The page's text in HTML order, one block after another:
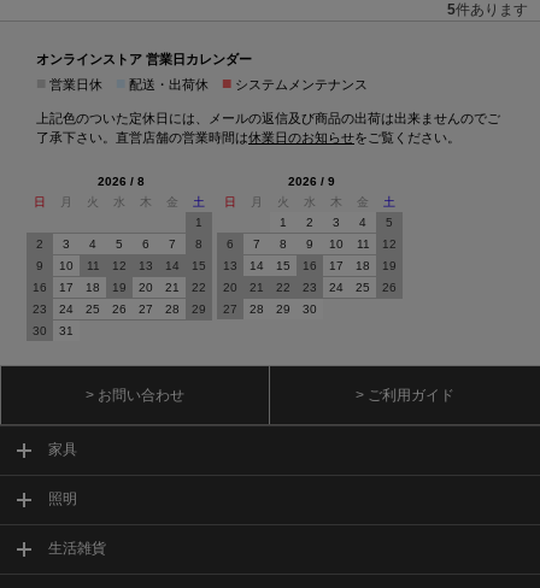
5件あります
オンラインストア 営業日カレンダー
営業日休 配送・出荷休 ■ システムメンテナンス
上記色のついた定休日には、メールの返信及び商品の出荷は出来ませんのでご
了承下さい。直営店舗の営業時間は休業日のお知らせをご覧ください。
2026 / 8
日
月 火 水 木 金
土
1
2
3 4 5 6 7
8
9
10 11 12 13 14
15
16
17 18 19 20 21
22
23
24 25 26 27 28
29
30
31
2026 / 9
日
月 火 水 木 金
土
1
2 3 4
5
6
7 8 9 10 11
12
13
14 15 16 17 18
19
20
21 22 23 24 25
26
27
28 29 30
> お問い合わせ > ご利用ガイド
家具
照明
生活雑貨